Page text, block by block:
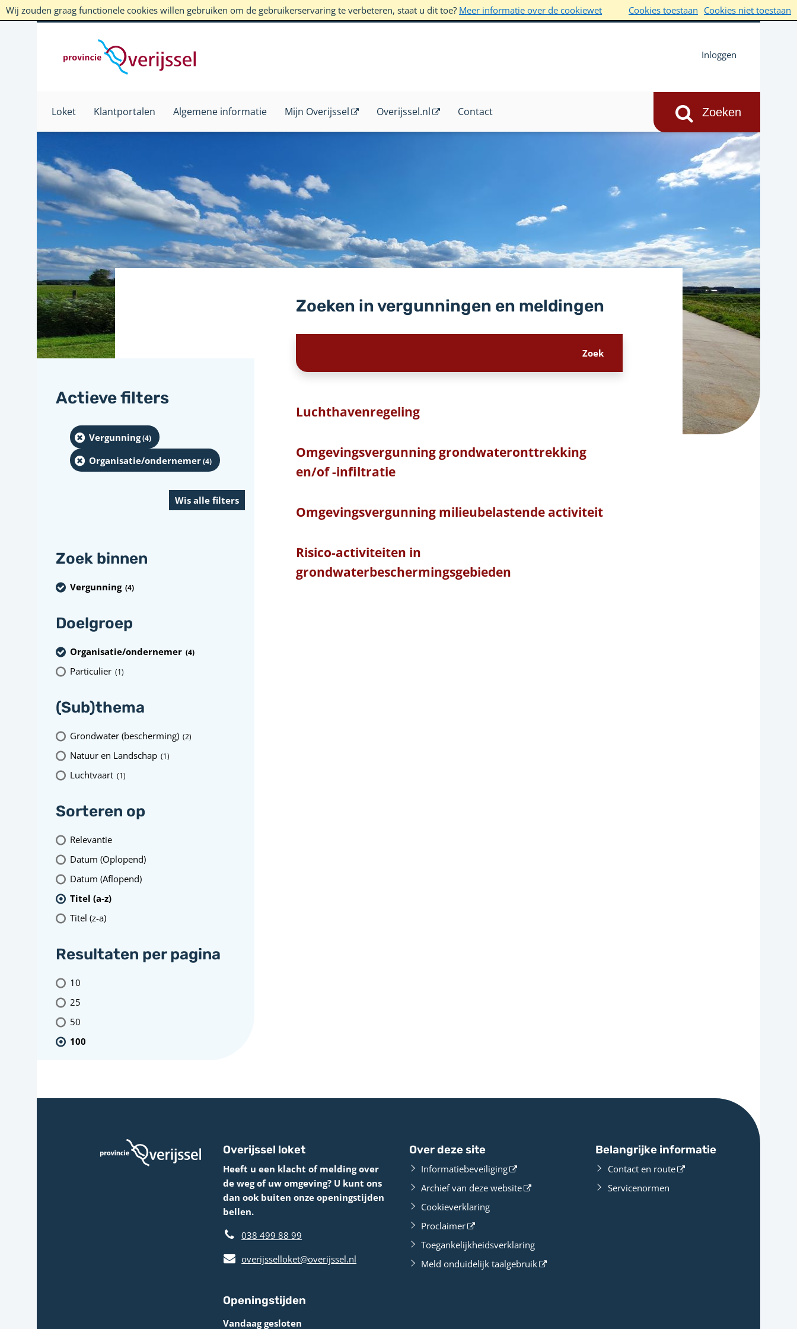
Wij zouden graag functionele cookies willen gebruiken om de gebruikerservaring te verbeteren, staat u dit toe? Meer informatie over de cookiewet Cookies toestaan Cookies niet toestaan
Inloggen
Loket Klantportalen Algemene informatie Mijn Overijssel Overijssel.nl Contact
Zoeken in vergunningen en meldingen
Luchthavenregeling
Omgevingsvergunning grondwateronttrekking
en/of -infiltratie
Omgevingsvergunning milieubelastende activiteit
Risico-activiteiten in
grondwaterbeschermingsgebieden
Actieve filters
Vergunning(4)
Organisatie/ondernemer(4)
Zoek binnen
Vergunning (4)
Doelgroep
Organisatie/ondernemer (4)
Particulier (1)
(Sub)thema
Grondwater (bescherming) (2)
Natuur en Landschap (1)
Luchtvaart (1)
Sorteren op
Relevantie
Datum (Oplopend)
Datum (Aflopend)
Titel (a-z)
Titel (z-a)
Resultaten per pagina
10
25
50
100
Overijssel loket
Heeft u een klacht of melding over
de weg of uw omgeving? U kunt ons
dan ook buiten onze openingstijden
bellen.
038 499 88 99
overijsselloket@overijssel.nl
Openingstijden
Vandaag gesloten
Over deze site
Informatiebeveiliging
Archief van deze website
Cookieverklaring
Proclaimer
Toegankelijkheidsverklaring
Meld onduidelijk taalgebruik
Belangrijke informatie
Contact en route
Servicenormen